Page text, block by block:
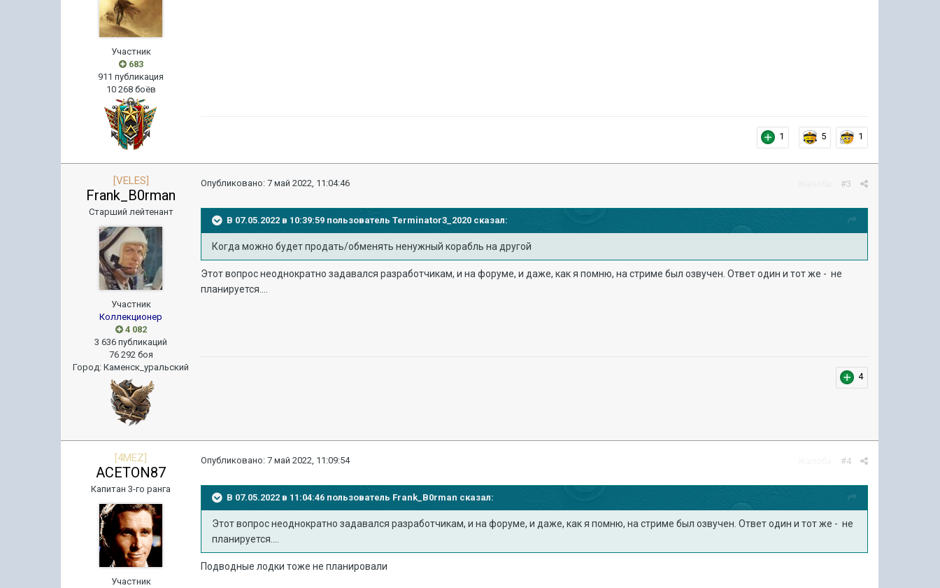
Участник
683
911 публикация
10 268 боёв
1 5 1
[VELES]
Frank_B0rman
Старший лейтенант
Участник
Коллекционер
4 082
3 636 публикаций
76 292 боя
Город:Каменск_уральский
#3
Опубликовано:7 май 2022, 11:04:46
В 07.05.2022 в 10:39:59 пользовательTerminator3_2020 сказал:
Когда можно будет продать/обменять ненужный корабль на другой
Этот вопрос неоднократно задавался разработчикам, и на форуме, и даже, как я помню, на стриме был озвучен. Ответ один и тот же - не
планируется....
4
[4MEZ]
ACETON87
Капитан 3-го ранга
Участник
#4
Опубликовано:7 май 2022, 11:09:54
В 07.05.2022 в 11:04:46 пользователь Frank_B0rman сказал:
Этот вопрос неоднократно задавался разработчикам, и на форуме, и даже, как я помню, на стриме был озвучен. Ответ один и тот же - не
планируется....
Подводные лодки тоже не планировали